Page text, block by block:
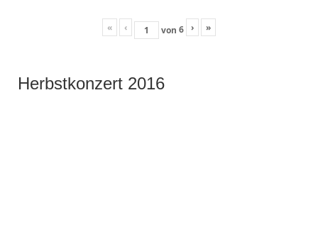
« ‹ von 6 › »
Herbstkonzert 2016